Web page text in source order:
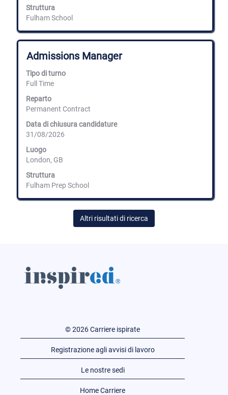
Struttura
Fulham School
informazioni
lavoro.
Titolo
Admissions Manager
Tipo di turno
Full Time
Reparto
Permanent Contract
Data di chiusura candidature
31/08/2026
Luogo
London, GB
Struttura
Fulham Prep School
Effettuare
una
selezione
con
barra
spaziatrice
visualizzare
i
integrali
delle
informazioni
lavoro.
Altri risultati di ricerca
© 2026 Carriere ispirate
Registrazione agli avvisi di lavoro
Le nostre sedi
Home Carriere